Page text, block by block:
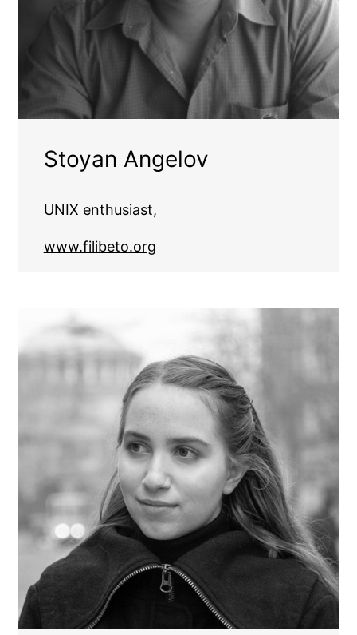
Stoyan Angelov
UNIX enthusiast,
www.filibeto.org